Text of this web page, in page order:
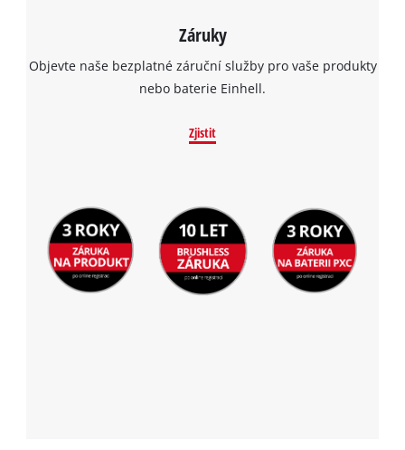
Záruky
Objevte naše bezplatné záruční služby pro vaše produkty
nebo baterie Einhell.
Zjistit